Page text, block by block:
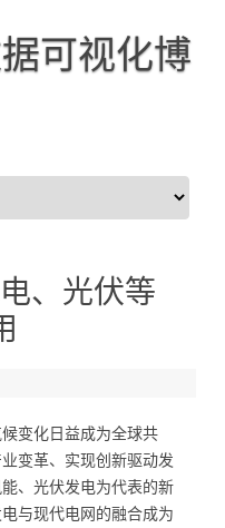
可视化博
to content
、光伏等
变化日益成为全球共
变革、实现创新驱动发
、光伏发电为代表的新
与现代电网的融合成为